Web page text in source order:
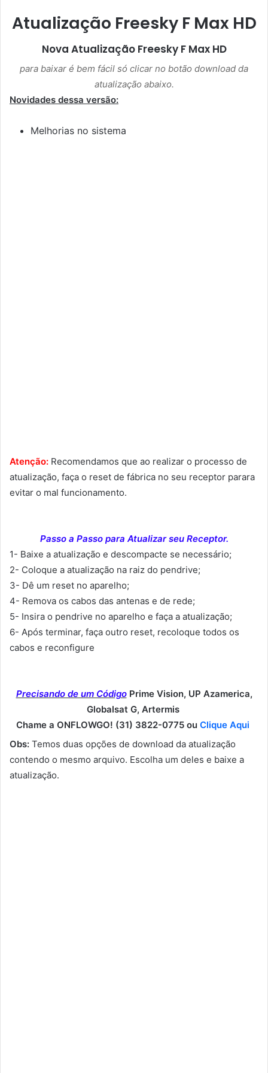
Atualização Freesky F Max HD
Nova Atualização Freesky F Max HD
para baixar é bem fácil só clicar no botão download da
atualização abaixo.
Novidades dessa versão:
Melhorias no sistema
Atenção: Recomendamos que ao realizar o processo de
atualização, faça o reset de fábrica no seu receptor parara
evitar o mal funcionamento.
Passo a Passo para Atualizar seu Receptor.
1- Baixe a atualização e descompacte se necessário;
2- Coloque a atualização na raiz do pendrive;
3- Dê um reset no aparelho;
4- Remova os cabos das antenas e de rede;
5- Insira o pendrive no aparelho e faça a atualização;
6- Após terminar, faça outro reset, recoloque todos os
cabos e reconfigure
Precisando de um Código Prime Vision, UP Azamerica,
Globalsat G, Artermis
Chame a ONFLOWGO! (31) 3822-0775 ou Clique Aqui
Obs: Temos duas opções de download da atualização
contendo o mesmo arquivo. Escolha um deles e baixe a
atualização.